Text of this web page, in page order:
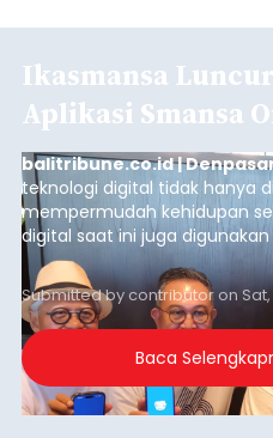
Ikasmansa
Aplikasi Smansa
balitribune.co.id |
teknologi digital tidak hanya
mempermudah kehidupan
digital saat ini juga
dan mengelola data base
sekolah, salah satunya
Denpasar.
Submitted bycontributoron
Baca